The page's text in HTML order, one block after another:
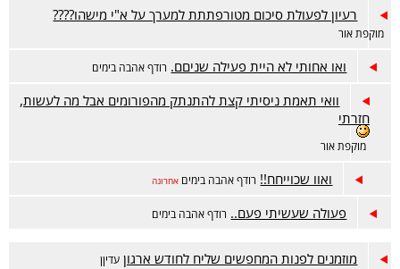
רעיון לפעולת סיכום מטורפתתת למערך על א"י מישהו????
מוקפת אור
ואו אחותי לא היית פעילה שניםם. רודף אהבה בימים
וואי תאמת ניסיתי קצת להתנתק מהפורומים אבל מה לעשות,
חזרתי
מוקפת אור
ואוו שכוייחח!! רודף אהבה בימים אחרונה
פעולה שעשיתי פעם.. רודף אהבה בימים
מוזמנים לפנות המחפשים שליח לחודש ארגון עדיןן